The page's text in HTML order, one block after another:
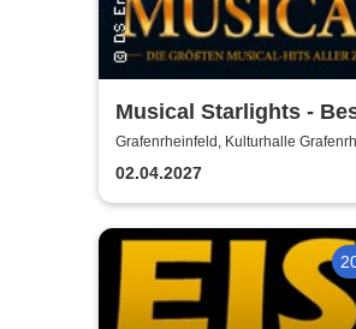
Musical Starlights -
Musicals
Grafenrheinfeld, Kulturhalle
02.04.2027